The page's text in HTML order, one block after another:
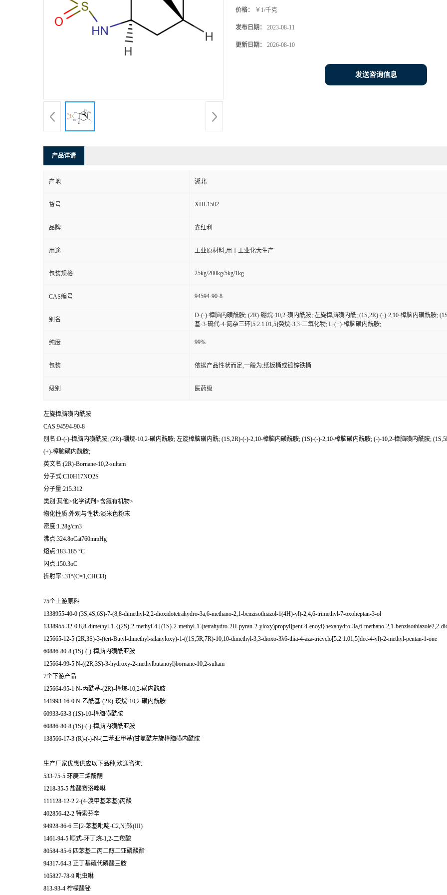
价格： ￥1/千克
发布日期： 2023-08-11
更新日期： 2026-08-10
发送咨询信息
产品详请
产地 湖北
货号 XHL1502
品牌 鑫红利
用途 工业原材料,用于工业化大生产
包装规格 25kg/200kg/5kg/1kg
CAS编号 94594-90-8
别名
D-(-)-樟脑内磺酰胺; (2R)-硼烷-10,2-磺内酰胺; 左旋樟脑磺内酰; (1S,2R)-(-)-2,10-樟脑内磺酰胺;
基-3-硫代-4-氮杂三环[5.2.1.01,5]癸烷-3,3-二氧化物; L-(+)-樟脑磺内酰胺;
纯度 99%
包装 依据产品性状而定,一般为:纸板桶或镀锌铁桶
级别 医药级
左旋樟脑磺内酰胺
CAS:94594-90-8
别名:D-(-)-樟脑内磺酰胺; (2R)-硼烷-10,2-磺内酰胺; 左旋樟脑磺内酰; (1S,2R)-(-)-2,10-樟脑内磺酰胺; (1S)-(-)-2,10-樟脑磺内酰胺; (-)-10,2-樟脑磺内酰胺;
(+)-樟脑磺内酰胺;
英文名:(2R)-Bornane-10,2-sultam
分子式:C10H17NO2S
分子量:215.312
类别:其他>化学试剂>含氮有机物>
物化性质:外观与性状:淡米色粉末
密度:1.28g/cm3
沸点:324.8oCat760mmHg
熔点:183-185 °C
闪点:150.3oC
折射率:-31°(C=1,CHCl3)
75个上游原料
1338955-40-0 (3S,4S,6S)-7-(8,8-dimethyl-2,2-dioxidotetrahydro-3a,6-methano-2,1-benzisothiazol-1(4H)-yl)-2,4,6-trimethyl-7-oxoheptan-3-ol
1338955-32-0 8,8-dimethyl-1-{(2S)-2-methyl-4-[(1S)-2-methyl-1-(tetrahydro-2H-pyran-2-yloxy)propyl]pent-4-enoyl}hexahydro-3a,6-methano-2,1-benzisothiazole2,2-
125665-12-5 (2R,3S)-3-(tert-Butyl-dimethyl-silanyloxy)-1-((1S,5R,7R)-10,10-dimethyl-3,3-dioxo-3λ6-thia-4-aza-tricyclo[5.2.1.01,5]dec-4-yl)-2-methyl-pentan-1-one
60886-80-8 (1S)-(-)-樟脑内磺酰亚胺
125664-99-5 N-((2R,3S)-3-hydroxy-2-methylbutanoyl)bornane-10,2-sultam
7个下游产品
125664-95-1 N-丙酰基-(2R)-樟烷-10,2-磺内酰胺
141993-16-0 N-乙酰基-(2R)-莰烷-10,2-磺内酰胺
60933-63-3 (1S)-10-樟脑磺酰胺
60886-80-8 (1S)-(-)-樟脑内磺酰亚胺
138566-17-3 (R)-(-)-N-(二苯亚甲基)甘氨酰左旋樟脑磺内酰胺
生产厂家优惠供应以下品种,欢迎咨询:
533-75-5 环庚三烯酚酮
1218-35-5 盐酸赛洛唑啉
111128-12-2 2-(4-溴甲基苯基)丙酸
402856-42-2 特索芬辛
94928-86-6 三[2-苯基吡啶-C2,N]铱(III)
1461-94-5 顺式-环丁烷-1,2-二羧酸
80584-85-6 四苯基二丙二醇二亚磷酸酯
94317-64-3 正丁基硫代磷酸三胺
105827-78-9 吡虫啉
813-93-4 柠檬酸铋